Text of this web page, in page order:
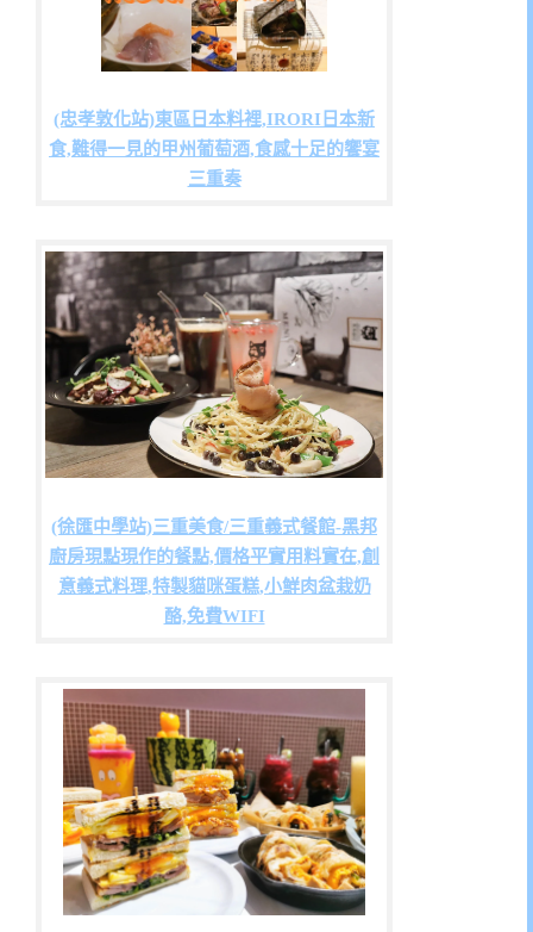
(忠孝敦化站)東區日本料裡,IRORI日本新
食,難得一見的甲州葡萄酒,食感十足的饗宴
三重奏
(徐匯中學站)三重美食/三重義式餐館-黑邦
廚房現點現作的餐點,價格平實用料實在,創
意義式料理,特製貓咪蛋糕,小鮮肉盆栽奶
酪,免費WIFI